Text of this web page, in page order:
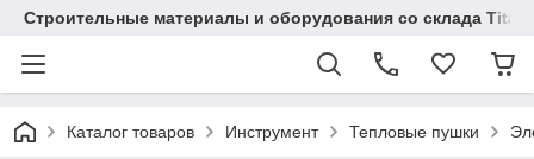
Строительные материалы и оборудования со склада
Каталог товаров Инструмент Тепловые пушки